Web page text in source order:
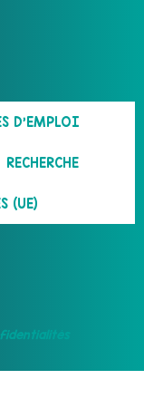
D’EMPLOI
RECHERCHE
(UE)